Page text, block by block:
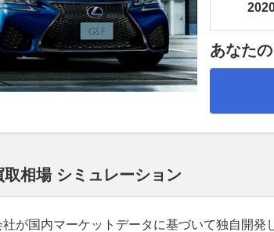
あなた
相場 シミュレーション
社が国内マーケットデータに基づいて独自開